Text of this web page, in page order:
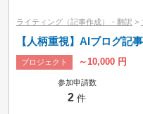
ライティング（記事作成）・翻訳 >
【人柄重視】AIブログ記
プロジェクト ～10,000 円
参加申請数
2 件